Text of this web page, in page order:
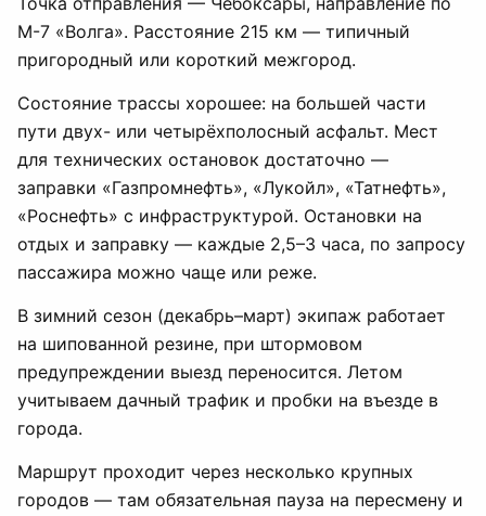
М-7 «Волга». Расстояние 215 км — типичный
пригородный или короткий межгород.
Состояние трассы хорошее: на большей части
пути двух- или четырёхполосный асфальт. Мест
для технических остановок достаточно —
заправки «Газпромнефть», «Лукойл», «Татнефть»,
«Роснефть» с инфраструктурой. Остановки на
отдых и заправку — каждые 2,5–3 часа, по запросу
пассажира можно чаще или реже.
В зимний сезон (декабрь–март) экипаж работает
на шипованной резине, при штормовом
предупреждении выезд переносится. Летом
учитываем дачный трафик и пробки на въезде в
города.
Маршрут проходит через несколько крупных
городов — там обязательная пауза на пересмену и